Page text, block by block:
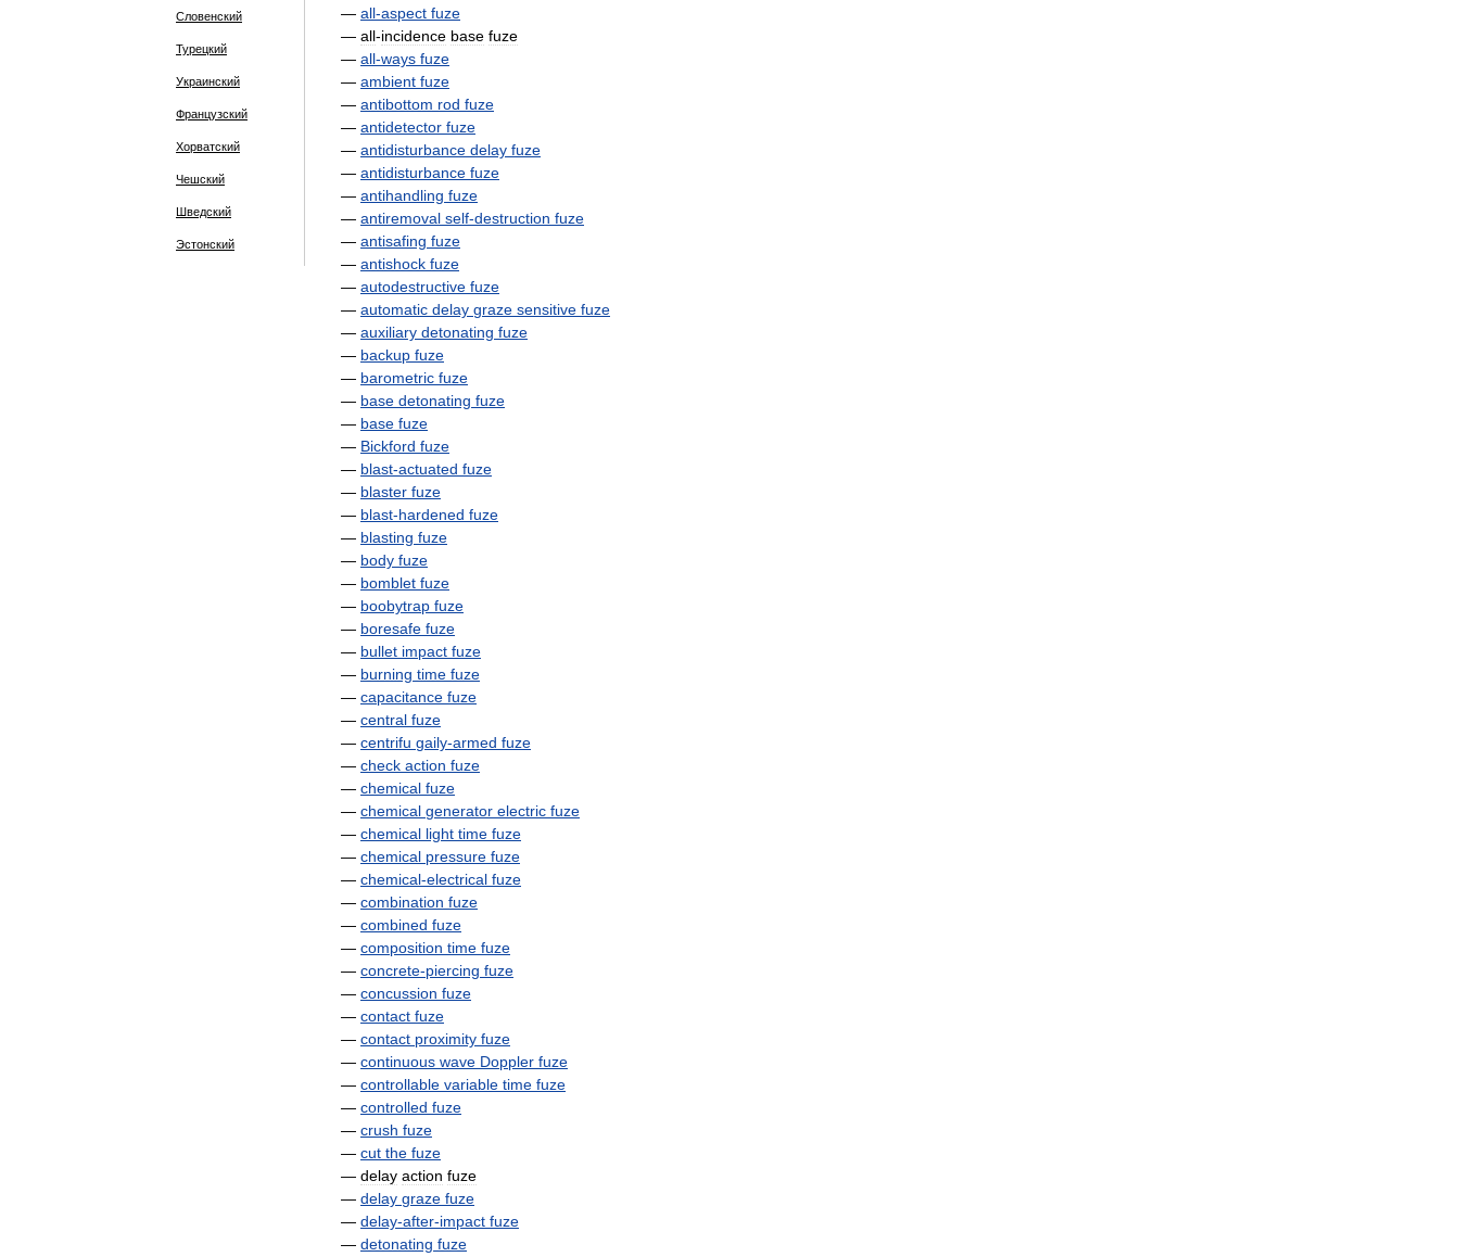
Словенский
Турецкий
Украинский
Французский
Хорватский
Чешский
Шведский
Эстонский
— all-aspect fuze
— all-incidence base fuze
— all-ways fuze
— ambient fuze
— antibottom rod fuze
— antidetector fuze
— antidisturbance delay fuze
— antidisturbance fuze
— antihandling fuze
— antiremoval self-destruction fuze
— antisafing fuze
— antishock fuze
— autodestructive fuze
— automatic delay graze sensitive fuze
— auxiliary detonating fuze
— backup fuze
— barometric fuze
— base detonating fuze
— base fuze
— Bickford fuze
— blast-actuated fuze
— blaster fuze
— blast-hardened fuze
— blasting fuze
— body fuze
— bomblet fuze
— boobytrap fuze
— boresafe fuze
— bullet impact fuze
— burning time fuze
— capacitance fuze
— central fuze
— centrifu gaily-armed fuze
— check action fuze
— chemical fuze
— chemical generator electric fuze
— chemical light time fuze
— chemical pressure fuze
— chemical-electrical fuze
— combination fuze
— combined fuze
— composition time fuze
— concrete-piercing fuze
— concussion fuze
— contact fuze
— contact proximity fuze
— continuous wave Doppler fuze
— controllable variable time fuze
— controlled fuze
— crush fuze
— cut the fuze
— delay action fuze
— delay graze fuze
— delay-after-impact fuze
— detonating fuze